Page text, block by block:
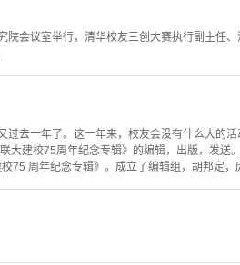
会议室举行，清华校友三创大赛执行副主任、
去一年了。这一年来，校友会没有什么大的
大建校75周年纪念专辑》的编辑，出版，发送
75 周年纪念专辑》。成立了编辑组，胡邦定，